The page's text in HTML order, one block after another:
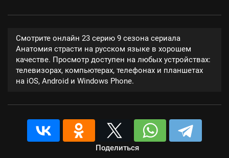
Смотрите онлайн 23 серию 9 сезона сериала
Анатомия страсти на русском языке в хорошем
качестве. Просмотр доступен на любых устройствах:
телевизорах, компьютерах, телефонах и планшетах
на iOS, Android и Windows Phone.
Поделиться